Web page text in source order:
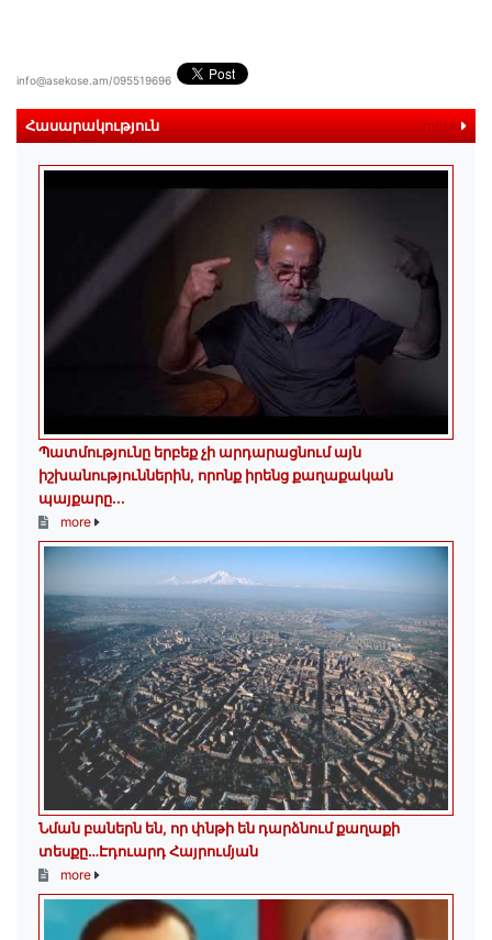
info@asekose.am/095519696
Հասարակություն more
Պատմությունը երբեք չի արդարացնում այն
իշխանություններին, որոնք իրենց քաղաքական
պայքարը...
more
Նման բաներն են, որ փնթի են դարձնում քաղաքի
տեսքը…Էդուարդ Հայրումյան
more